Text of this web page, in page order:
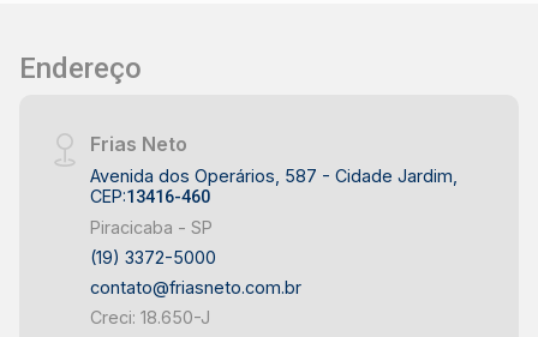
Endereço
Frias Neto
Avenida dos Operários, 587 - Cidade Jardim,
CEP:13416-460
Piracicaba - SP
(19) 3372-5000
contato@friasneto.com.br
Creci: 18.650-J